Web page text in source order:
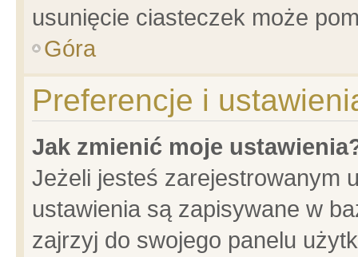
usunięcie ciasteczek może
Góra
Preferencje i
Jak zmienić moje
Jeżeli jesteś zarejestrowanym
ustawienia są zapisywane w
zajrzyj do swojego panelu